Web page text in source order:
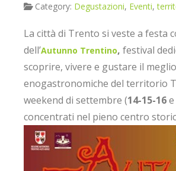
Category: Degustazioni, Eventi,
La città di Trento si veste a festa
dell’Autunno Trentino, festival
scoprire, vivere e gustare il
enogastronomiche del territorio
weekend di settembre (14-15-16e
concentrati nel pieno centro